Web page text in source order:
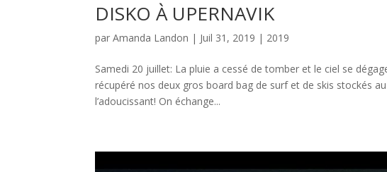
DISKO À UPERNAVIK
parAmanda Landon | Juil 31, 2019 | 2019
Samedi 20 juillet: La pluie a cessé de tomber et le ciel se
récupéré nos deux gros board bag de surf et de skis stockés
l’adoucissant! On échange...